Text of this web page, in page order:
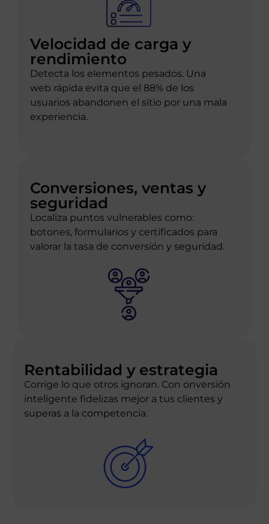
Velocidad de carga y
rendimiento
Detecta los elementos pesados. Una
web rápida evita que el 88% de los
usuarios abandonen el sitio por una mala
experiencia.
Conversiones, ventas y
seguridad
Localiza puntos vulnerables como:
botones, formularios y certificados para
valorar la tasa de conversión y seguridad.
Rentabilidad y estrategia
Corrige lo que otros ignoran. Con onversión
inteligente fidelizas mejor a tus clientes y
superas a la competencia.